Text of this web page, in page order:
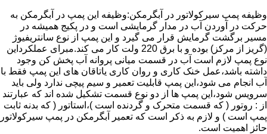
وظیفه پمپ سیرکولاتور در آبگرمکن:وظیفه این پمپ در آبگرمکن به
حرکت در آوردن آب در مدار گرمایشی است و در پکیج همیشه در
مسیر برگشت گرمایش قرار می گیرد و این پمپ از نوع سانتریفیوژ
(گریز از مرکز) بوده و با برق 220 ولت کار می کند.مبرای عملکرداین
نوع پمپ لازم است آب در قسمت میانی پروانه آب پخش کن وجود
داشته باشد،عمل خنک کاری و روان کاری یاتاقان های این پمپ فقط با
آب انجام می شود،این پمپ قابلیت تعمیر و سیم پیچی ندارد ولی باید
سرویس شود،این پمپ ها از دو نوع قسمت تشکیل شده اند که عبارتند
از : روتور ( که قسمت متحرک و گردنده است )،استاتور ( که بدنه ثابت
پمپ است ) و لازم به ذکر است که تعمیر آبگرمکن در پمپ سیرکولاتور
حائز اهمیت است.